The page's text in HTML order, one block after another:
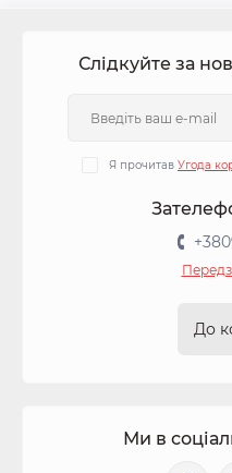
Слідкуйте за
Я прочитав Угода
До
Ми в